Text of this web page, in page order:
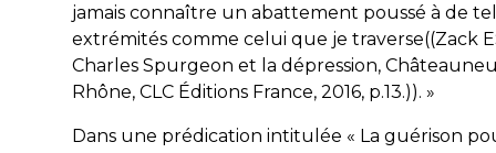
jamais connaître un abattement poussé à de
extrémités comme celui que je traverse((Zack
Charles Spurgeon et la dépression,
Rhône, CLC Éditions France, 2016, p.13.)). »
Dans une prédication intitulée « La guérison